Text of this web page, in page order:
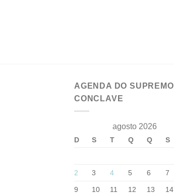
AGENDA DO SUPREMO
CONCLAVE
agosto 2026
D S T Q Q S
2 3 4 5 6 7
9 10 11 12 13 14